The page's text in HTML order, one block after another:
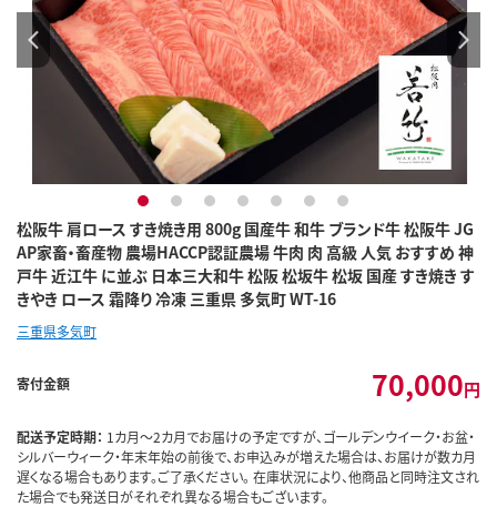
松阪牛 肩ロース すき焼き用 800g 国産牛 和牛 ブランド牛 松阪牛 JG
AP家畜・畜産物 農場HACCP認証農場 牛肉 肉 高級 人気 おすすめ 神
戸牛 近江牛 に並ぶ 日本三大和牛 松阪 松坂牛 松坂 国産 すき焼き す
きやき ロース 霜降り 冷凍 三重県 多気町 WT-16
1 2 3 4 5 6 7
三重県多気町
寄付金額 70,000円
配送予定時期： 1カ月～2カ月でお届けの予定ですが、ゴールデンウイーク・お盆・
シルバーウィーク・年末年始の前後で、お申込みが増えた場合は、お届けが数カ月
遅くなる場合もあります。ご了承ください。 在庫状況により、他商品と同時注文され
た場合でも発送日がそれぞれ異なる場合もございます。